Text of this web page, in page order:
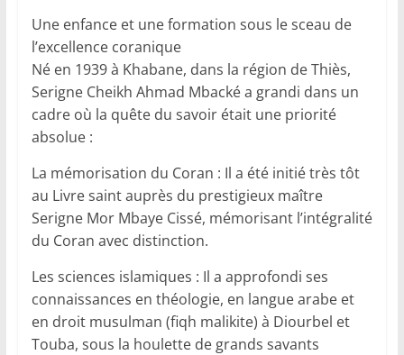
Une enfance et une formation sous le sceau de
l’excellence coranique
Né en 1939 à Khabane, dans la région de Thiès,
Serigne Cheikh Ahmad Mbacké a grandi dans un
cadre où la quête du savoir était une priorité
absolue :
La mémorisation du Coran : Il a été initié très tôt
au Livre saint auprès du prestigieux maître
Serigne Mor Mbaye Cissé, mémorisant l’intégralité
du Coran avec distinction.
Les sciences islamiques : Il a approfondi ses
connaissances en théologie, en langue arabe et
en droit musulman (fiqh malikite) à Diourbel et
Touba, sous la houlette de grands savants